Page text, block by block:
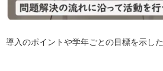
導入のポイントや学年ごとの目標を示した